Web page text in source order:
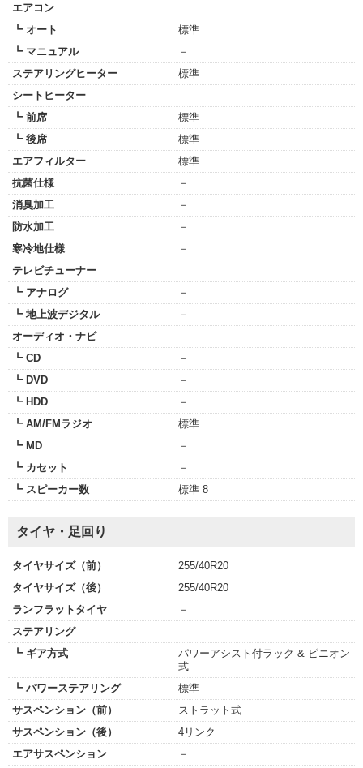
エアコン
┗ オート
標準
┗ マニュアル
－
ステアリングヒーター
標準
シートヒーター
┗ 前席
標準
┗ 後席
標準
エアフィルター
標準
抗菌仕様
－
消臭加工
－
防水加工
－
寒冷地仕様
－
テレビチューナー
┗ アナログ
－
┗ 地上波デジタル
－
オーディオ・ナビ
┗ CD
－
┗ DVD
－
┗ HDD
－
┗ AM/FMラジオ
標準
┗ MD
－
┗ カセット
－
┗ スピーカー数
標準 8
タイヤ・足回り
タイヤサイズ（前）
255/40R20
タイヤサイズ（後）
255/40R20
ランフラットタイヤ
－
ステアリング
┗ ギア方式
パワーアシスト付ラック & ピニオン
式
┗ パワーステアリング
標準
サスペンション（前）
ストラット式
サスペンション（後）
4リンク
エアサスペンション
－